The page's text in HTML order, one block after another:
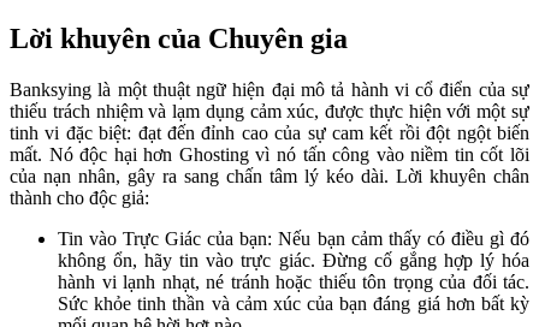
Lời khuyên của Chuyên gia
Banksying là một thuật ngữ hiện đại mô tả hành vi cổ điển của sự
thiếu trách nhiệm và lạm dụng cảm xúc, được thực hiện với một sự
tinh vi đặc biệt: đạt đến đỉnh cao của sự cam kết rồi đột ngột biến
mất. Nó độc hại hơn Ghosting vì nó tấn công vào niềm tin cốt lõi
của nạn nhân, gây ra sang chấn tâm lý kéo dài. Lời khuyên chân
thành cho độc giả:
Tin vào Trực Giác của bạn: Nếu bạn cảm thấy có điều gì đó
không ổn, hãy tin vào trực giác. Đừng cố gắng hợp lý hóa
hành vi lạnh nhạt, né tránh hoặc thiếu tôn trọng của đối tác.
Sức khỏe tinh thần và cảm xúc của bạn đáng giá hơn bất kỳ